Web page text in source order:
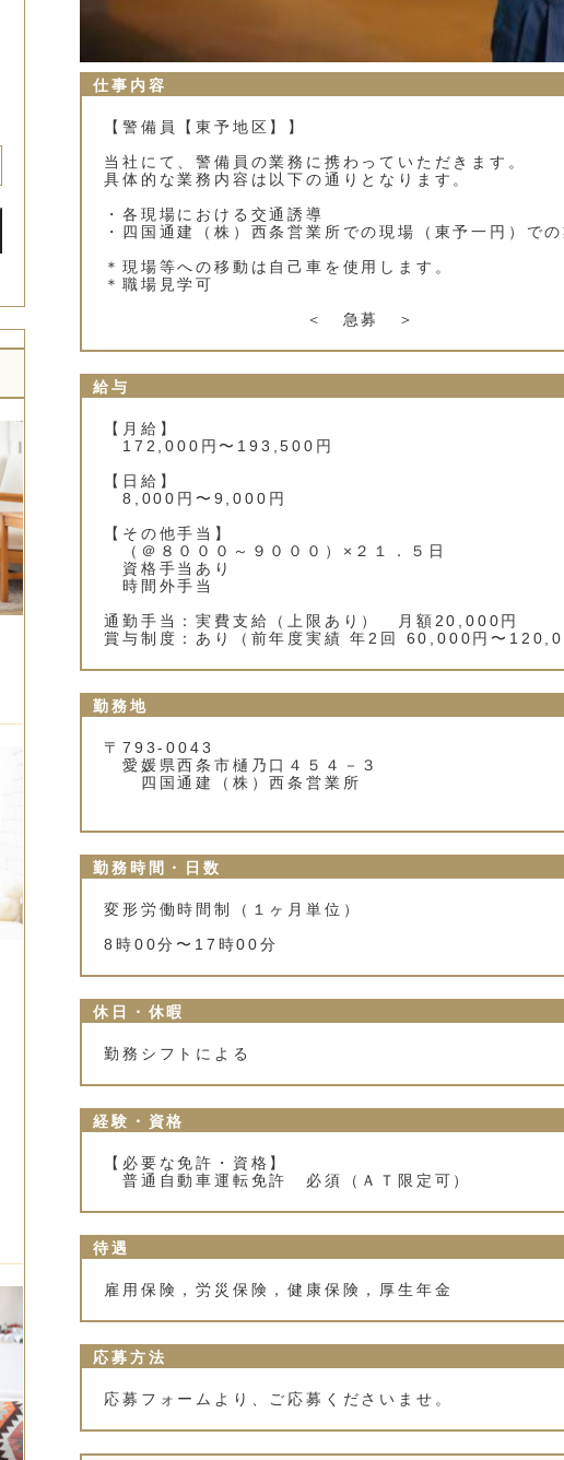
仕事内容
【警備員【東予地区】】
当社にて、警備員の業務に携わっていただきます。
具体的な業務内容は以下の通
・各現場における交通
・四国通建（株）西条営業所での現場（東予一円）で
＊現場等への移動は自己車を使用
＊職場見学
＜ 急募 ＞
給与
【月給】
172,000円〜193,500円
【日給】
8,000円〜9,000円
【その他手当】
（＠８０００～９０００）×２１．５日
資格手当あり
時間外手当
通勤手当：実費支給（上限あり） 月額20,000円
賞与制度：あり（前年度実績 年2回 60,000円〜
勤務地
〒793-0043
愛媛県西条市樋乃口４５
四国通建（株）西条営業所
勤務時間・日数
変形労働時間制（１ヶ月単位）
8時00分〜17時00分
休日・休暇
勤務シフトによる
経験・資格
【必要な免許・資格】
普通自動車運転免許 必須（ＡＴ限定可）
待遇
雇用保険，労災保険，健康保険，厚生年金
応募方法
応募フォームより、ご応募くださいませ。